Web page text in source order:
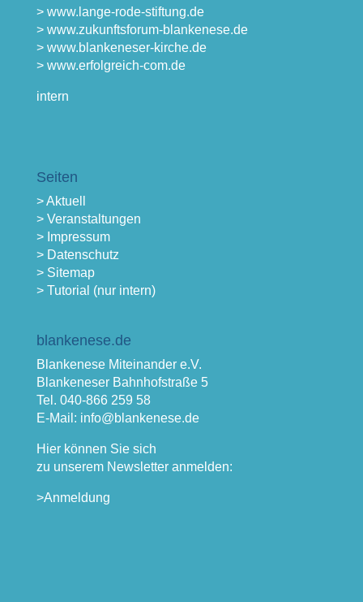
> www.lange-rode-stiftung.de
> www.zukunftsforum-blankenese.de
> www.blankeneser-kirche.de
> www.erfolgreich-com.de
intern
Seiten
> Aktuell
> Veranstaltungen
> Impressum
> Datenschutz
> Sitemap
> Tutorial (nur intern)
blankenese.de
Blankenese Miteinander e.V.
Blankeneser Bahnhofstraße 5
Tel. 040-866 259 58
E-Mail: info@blankenese.de
Hier können Sie sich
zu unserem Newsletter anmelden:
>Anmeldung